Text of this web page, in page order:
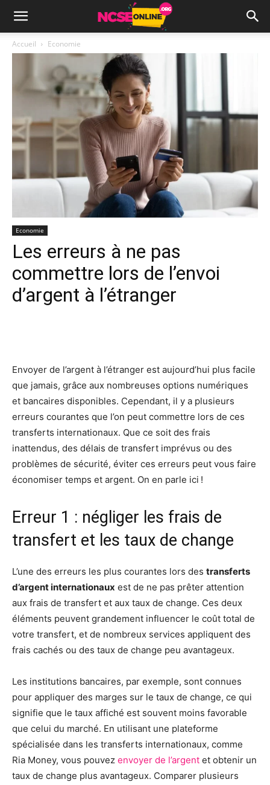
Accueil Economie
Economie
Les erreurs à ne pas
commettre lors de l’envoi
d’argent à l’étranger
Envoyer de l’argent à l’étranger est aujourd’hui plus facile
que jamais, grâce aux nombreuses options numériques
et bancaires disponibles. Cependant, il y a plusieurs
erreurs courantes que l’on peut commettre lors de ces
transferts internationaux. Que ce soit des frais
inattendus, des délais de transfert imprévus ou des
problèmes de sécurité, éviter ces erreurs peut vous faire
économiser temps et argent. On en parle ici !
Erreur 1 : négliger les frais de
transfert et les taux de change
L’une des erreurs les plus courantes lors des transferts
d’argent internationaux est de ne pas prêter attention
aux frais de transfert et aux taux de change. Ces deux
éléments peuvent grandement influencer le coût total de
votre transfert, et de nombreux services appliquent des
frais cachés ou des taux de change peu avantageux.
Les institutions bancaires, par exemple, sont connues
pour appliquer des marges sur le taux de change, ce qui
signifie que le taux affiché est souvent moins favorable
que celui du marché. En utilisant une plateforme
spécialisée dans les transferts internationaux, comme
Ria Money, vous pouvez envoyer de l’argent et obtenir un
taux de change plus avantageux. Comparer plusieurs